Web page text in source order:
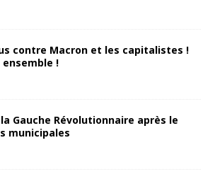
contre Macron et les capitalistes !
!
Gauche Révolutionnaire après le
municipales